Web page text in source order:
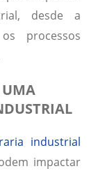
desde a
processos
UMA
industrial
impactar